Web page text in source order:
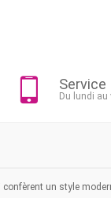
Service
Du lundi au
un style